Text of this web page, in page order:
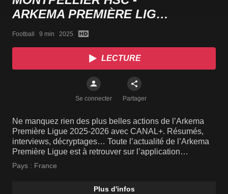
ARKEMA PREMIÈRE LIGUE
2025-26 (J10)
Football   9 min   2025
LECTURE
Se connecter Partager
Ne manquez rien des plus belles actions de l’Arkema
Première Ligue 2025-2026 avec CANAL+. Résumés,
interviews, décryptages… Toute l’actualité de l’Arkema
Première Ligue est à retrouver sur l’application
CANAL+.
Pays : France
Plus d'infos